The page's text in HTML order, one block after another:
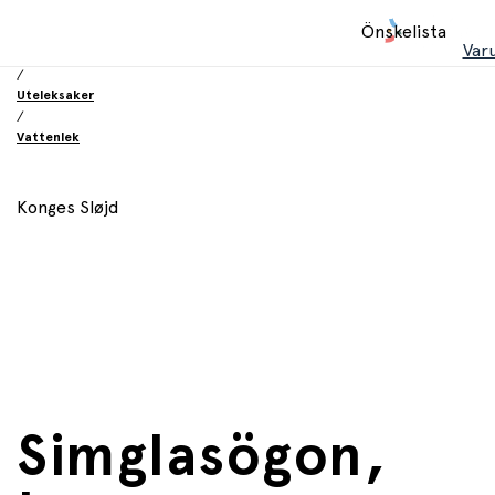
Önskelista
/
Uteleksaker
/
Vattenlek
Konges Sløjd
Simglasögon,